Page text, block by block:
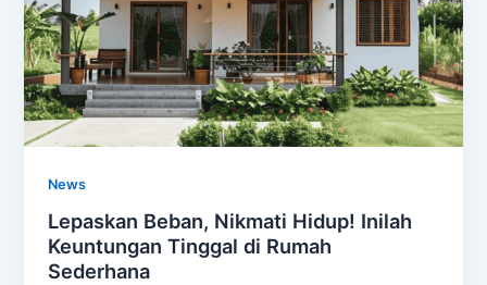
News
Lepaskan Beban, Nikmati Hidup! Inilah
Keuntungan Tinggal di Rumah
Sederhana